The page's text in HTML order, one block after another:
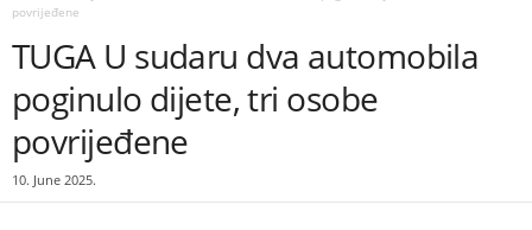
povrijeđene
TUGA U sudaru dva automobila
poginulo dijete, tri osobe
povrijeđene
10. June 2025.